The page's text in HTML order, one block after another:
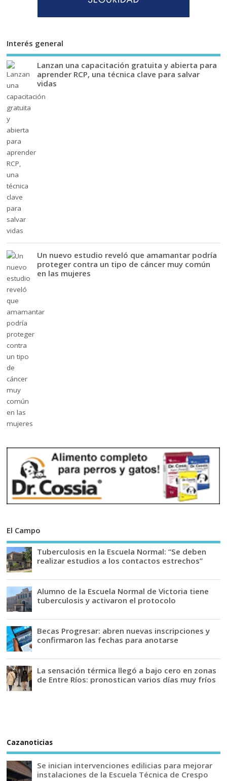
Interés general
Lanzan una capacitación gratuita y abierta para
aprender RCP, una técnica clave para salvar
vidas
Un nuevo estudio reveló que amamantar podría
proteger contra un tipo de cáncer muy común
en las mujeres
El Campo
Tuberculosis en la Escuela Normal: “Se deben
realizar estudios a los contactos estrechos”
Alumno de la Escuela Normal de Victoria tiene
tuberculosis y activaron el protocolo
Becas Progresar: abren nuevas inscripciones y
confirmaron las fechas para anotarse
La sensación térmica llegó a bajo cero en zonas
de Entre Ríos: pronostican varios días muy fríos
Cazanoticias
Se inician intervenciones edilicias para mejorar
instalaciones de la Escuela Técnica de Crespo